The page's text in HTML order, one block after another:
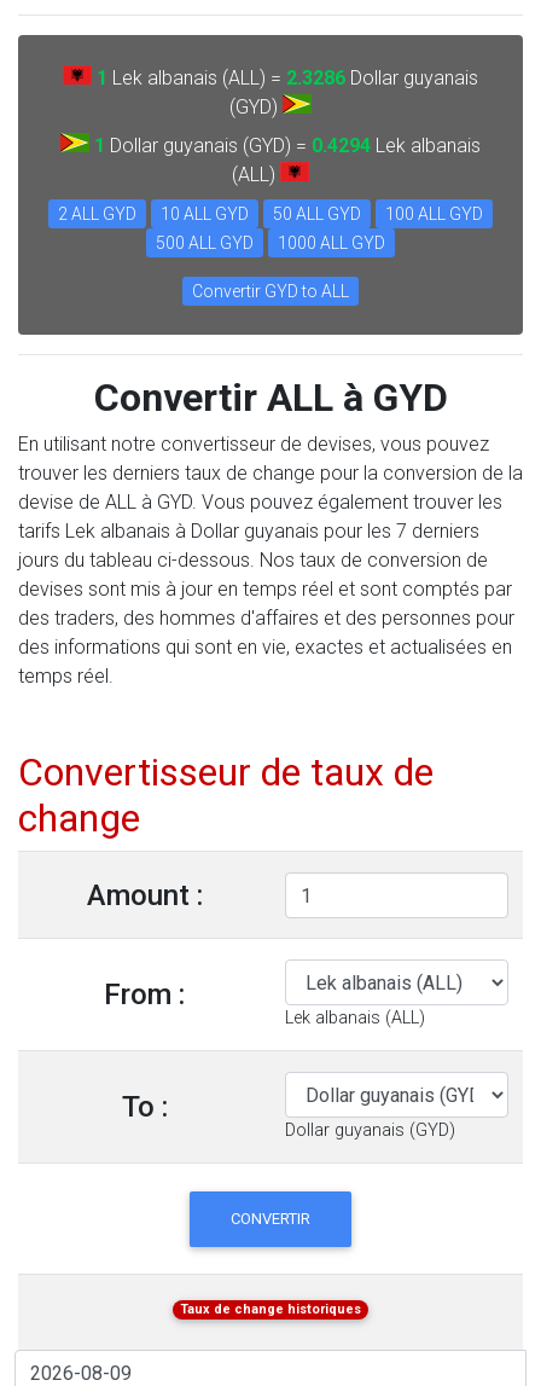
1 Lek albanais (ALL) = 2.3286 Dollar guyanais
(GYD)
1 Dollar guyanais (GYD) = 0.4294 Lek albanais
(ALL)
2 ALL GYD 10 ALL GYD 50 ALL GYD
100 ALL GYD
500 ALL GYD
1000 ALL GYD
Convertir GYD to ALL
Convertir ALL à GYD
En utilisant notre convertisseur de devises, vous pouvez
trouver les derniers taux de change pour la conversion de la
devise de ALL à GYD. Vous pouvez également trouver les
tarifs Lek albanais à Dollar guyanais pour les 7 derniers
jours du tableau ci-dessous. Nos taux de conversion de
devises sont mis à jour en temps réel et sont comptés par
des traders, des hommes d'affaires et des personnes pour
des informations qui sont en vie, exactes et actualisées en
temps réel.
Convertisseur de taux de
change
Amount :
From :
Lek albanais (ALL)
To :
Dollar guyanais (GYD)
CONVERTIR
Taux de change historiques